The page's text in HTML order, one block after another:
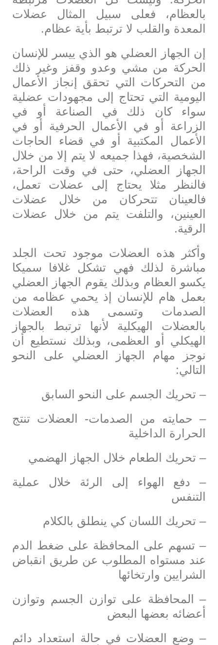
بالعظام، فعلى سبيل المثال عضلات
المعدة والقلب لا ترتبط بأية عظام.
إن الجهاز العضلي هو الذي ييسر للإنسان
الحركة من مشي وعدو وقفز وغير ذلك
من التحركات التي تحقق إنجاز الأعمال
اليومية التي تحتاج إلى مجهودات عضلية
سواء كان ذلك في الصناعة أو في
الزراعة أو في الأعمال الحرفية أو في
الأعمال المكتبية أو في قضاء الحاجات
الشخصية، فهذا جميعه لا يتم إلا من خلال
الجهاز العضلي، حتى في وقت الراحة،
فالنظر مثلا يحتاج إلى عضلات تعمل،
فالعينان تتحركان من خلال عضلات
العينين، والتلفت يتم من خلال عضلات
الرقية.
وأكثر هذه العضلات موجود تحت الجلد
مباشرة لذلك فهي تشكل غلافا سميكا
يكسو العظام وبذلك يقوم الجهاز العضلي
بعمل هام للإنسان إذ يحمي عظامه من
الصدمات وتسمى هذه العضلات
بالعضلات الهيكلية لأنها ترتبط بالجهاز
الهيكلي أو العظمى، وبذلك نستطيع أن
نوجز مهام الجهاز العضلي على النحو
التالي:
– تحريك الجسم على النحو السابق
– حمايته من الصدمات- العضلات تنتج
الحرارة الداخلية
– تحريك الطعام خلال الجهاز الهضمي
– دفع الهواء إلى الرئة خلال عملية
التنفس
– تحريك اللسان كي ينطلق بالكلام
– تسهم على المحافظة على ضغط الدم
عند مستواه المطلوب عن طريق انقباض
الشرايين وارتخائها
– المحافظة على توازن الجسم وتوازن
أعضائه بعضها البعض
– وضع العضلات في حالة استعداد دائم